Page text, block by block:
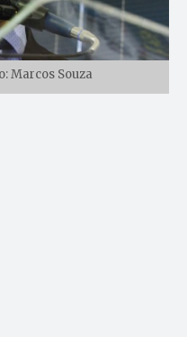
Marcos Souza​